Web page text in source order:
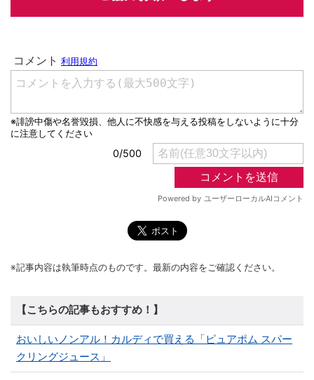
※記事内容は執筆時点のものです。最新の内容をご確認ください。
【こちらの記事もおすすめ！】
おいしいノンアル！カルディで買える「ピュアポム スパー
クリングジュース」